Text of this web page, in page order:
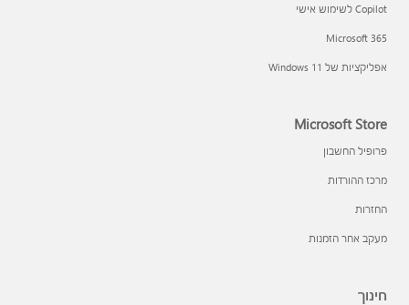
Copilot לשימוש אישי
Microsoft 365
אפליקציות של Windows 11‏
Microsoft Store
פרופיל החשבון
מרכז ההורדות
החזרות
מעקב אחר הזמנות
חינוך